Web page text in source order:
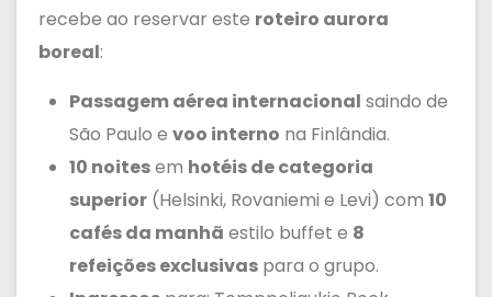
recebe ao reservar este roteiro aurora
boreal:
Passagem aérea internacional saindo de
São Paulo e voo interno na Finlândia.
10 noitesem hotéis de categoria
superior (Helsinki, Rovaniemi e Levi) com 10
cafés da manhã estilo buffet e 8
refeições exclusivas para o grupo.